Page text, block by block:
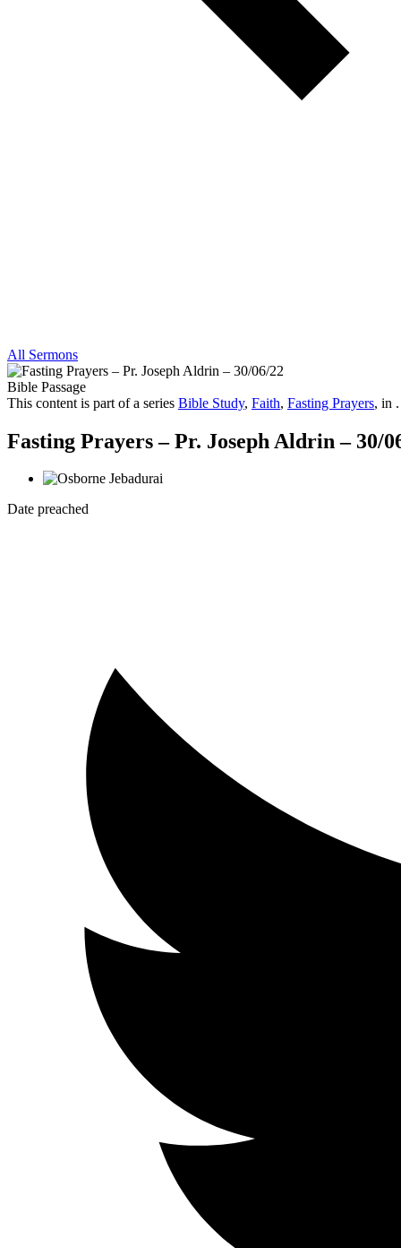
All Sermons
Bible Passage
This content is part of a series Bible Study, Faith, Fasting Prayers, in .
Fasting Prayers – Pr. Joseph Aldrin – 30/
Date preached